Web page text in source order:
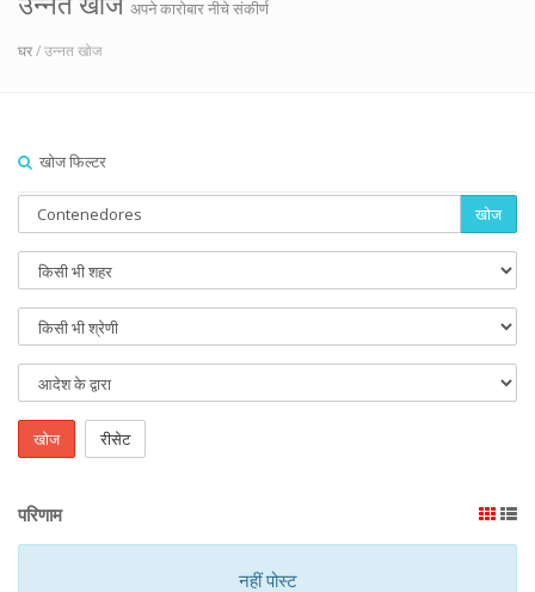
अपने कारोबार नीचे संकीर्ण
घर/ उन्नत खोज
खोज फिल्टर
खोज
खोज रीसेट
परिणाम
नहीं पोस्ट